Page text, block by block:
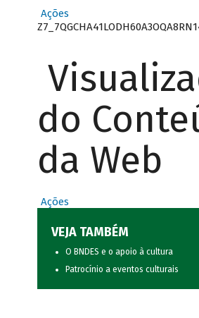
Ações
do
da Web
Ações
VEJA TAMBÉM
O BNDES e o apoio à cultura
Patrocínio a eventos culturais